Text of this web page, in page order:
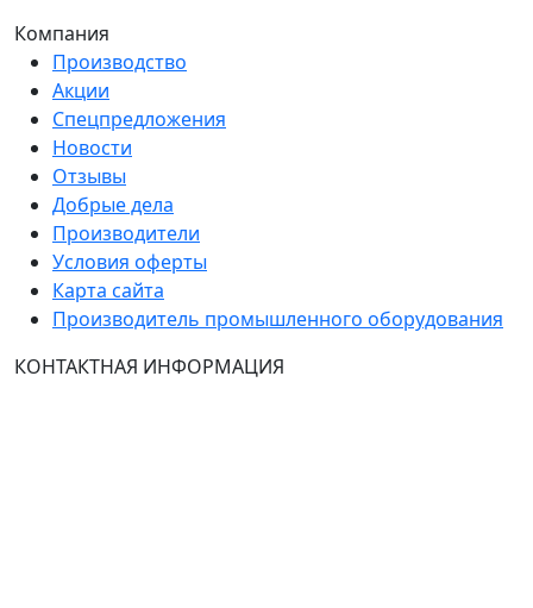
Компания
Производство
Акции
Спецпредложения
Новости
Отзывы
Добрые дела
Производители
Условия оферты
Карта сайта
Производитель промышленного оборудования
КОНТАКТНАЯ ИНФОРМАЦИЯ